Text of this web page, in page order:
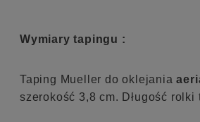
Wymiary tapingu :
Taping Mueller do oklejania
szerokość 3,8 cm. Długość rolki